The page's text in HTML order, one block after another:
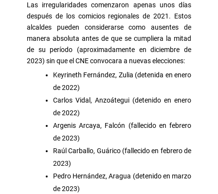
Las irregularidades comenzaron apenas unos días
después de los comicios regionales de 2021. Estos
alcaldes pueden considerarse como ausentes de
manera absoluta antes de que se cumpliera la mitad
de su período (aproximadamente en diciembre de
2023) sin que el CNE convocara a nuevas elecciones:
Keyrineth Fernández, Zulia (detenida en enero
de 2022)
Carlos Vidal, Anzoátegui (detenido en enero
de 2022)
Argenis Arcaya, Falcón (fallecido en febrero
de 2023)
Raúl Carballo, Guárico (fallecido en febrero de
2023)
Pedro Hernández, Aragua (detenido en marzo
de 2023)